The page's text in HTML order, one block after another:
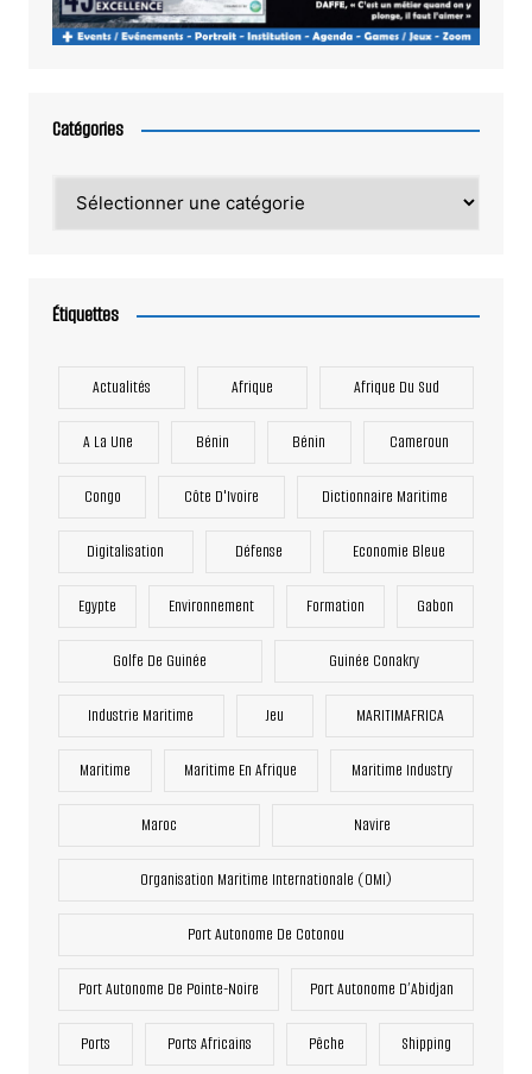
Catégories
Étiquettes
Actualités Afrique Afrique Du Sud
A La Une Bénin Bénin Cameroun
Congo Côte D'Ivoire Dictionnaire Maritime
Digitalisation Défense Economie Bleue
Egypte Environnement Formation Gabon
Golfe De Guinée Guinée Conakry
Industrie Maritime Jeu MARITIMAFRICA
Maritime Maritime En Afrique Maritime Industry
Maroc Navire
Organisation Maritime Internationale (OMI)
Port Autonome De Cotonou
Port Autonome De Pointe-Noire Port Autonome D’Abidjan
Ports Ports Africains Pêche Shipping